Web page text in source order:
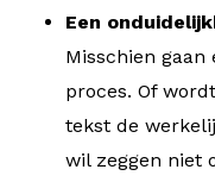
Een
Misschien
proces. Of
tekst de
wil zeggen niet